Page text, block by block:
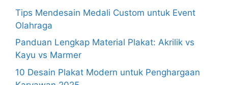
Tips Mendesain Medali Custom untuk Event
Olahraga
Panduan Lengkap Material Plakat: Akrilik vs
Kayu vs Marmer
10 Desain Plakat Modern untuk Penghargaan